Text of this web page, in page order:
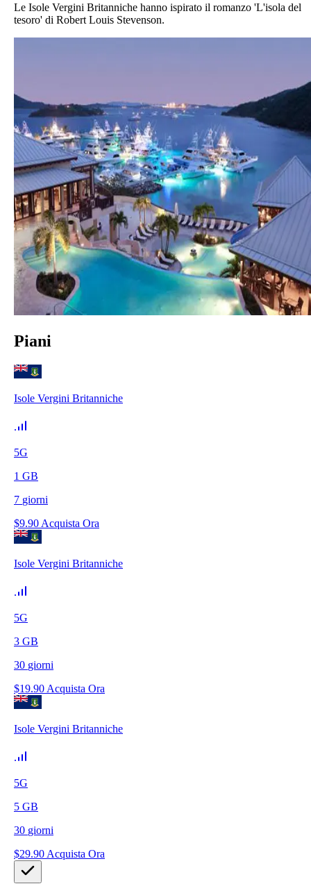
Le Isole Vergini Britanniche hanno ispirato il romanzo 'L'isola del
tesoro' di Robert Louis Stevenson.
Piani
Isole Vergini Britanniche
5G
1 GB
7 giorni
$9.90 Acquista Ora
Isole Vergini Britanniche
5G
3 GB
30 giorni
$19.90 Acquista Ora
Isole Vergini Britanniche
5G
5 GB
30 giorni
$29.90 Acquista Ora